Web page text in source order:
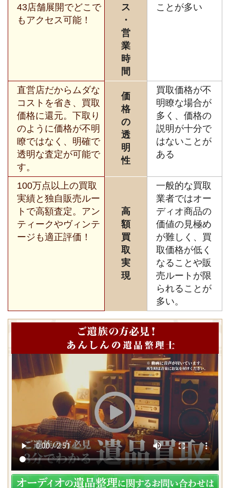
43店舗展開でどこで
もアクセス可能！
ス
・
営
業
時
間
ことが多い
直営店だからムダな
コストを省き、買取
価格に還元。下取り
のように価格が不明
瞭ではなく、明確で
透明な査定が可能で
す。
価
格
の
透
明
性
買取価格が不
明瞭な場合が
多く、価格の
説明が十分で
はないことが
ある
100万点以上の買取
実績と独自販売ルー
トで高額査定。アン
ティークやヴィンテ
ージも適正評価！
高
額
買
取
実
現
一般的な買取
業者ではオー
ディオ商品の
価値の見極め
が難しく、買
取価格が低く
なることや販
売ルートが限
られることが
多い。